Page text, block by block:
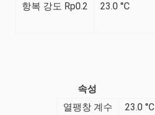
항복 강도 Rp0.2 23.0 °C
속성
열팽창 계수
23.0 °C